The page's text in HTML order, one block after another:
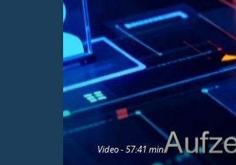
Video - 57:41 min